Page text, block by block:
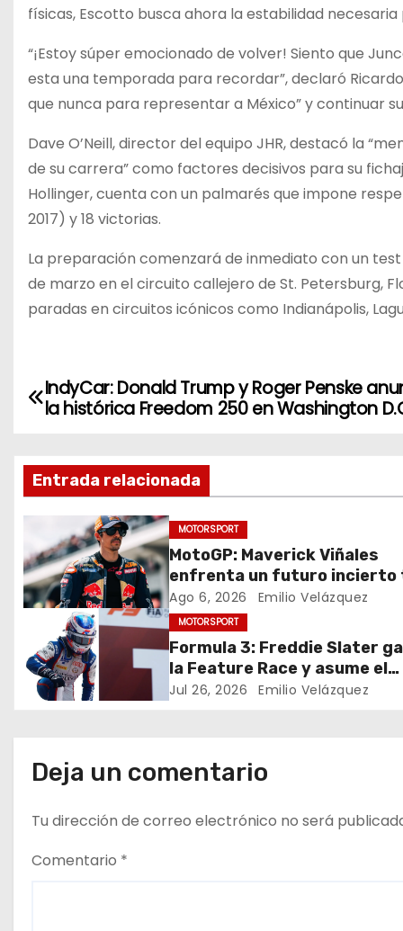
físicas, Escotto busca ahora la estabilidad
“¡Estoy súper emocionado de volver! Siento que
esta una temporada para recordar”, declaró
que nunca para representar a México” y continuar
Dave O’Neill, director del equipo JHR, destacó la
de su carrera” como factores decisivos para su
Hollinger, cuenta con un palmarés que impone
2017) y 18 victorias.
La preparación comenzará de inmediato con un
de marzo en el circuito callejero de St. Petersburg,
paradas en circuitos icónicos como Indianápolis,
N
v
e
g
a
i
ó
d
e
e
IndyCar: Donald Trump y Roger Penske
la histórica Freedom 250 en Washington
Entrada relacionada
MOTORSPORT
MotoGP: Maverick Viñales
enfrenta un futuro incierto
resultados decepcionantes
Ago 6, 2026 Emilio Velázquez
MOTORSPORT
Formula 3: Freddie Slater
la Feature Race y asume el
liderato del campeonato en
Jul 26, 2026 Emilio Velázquez
Deja un comentario
Tu dirección de correo electrónico no será
Comentario *